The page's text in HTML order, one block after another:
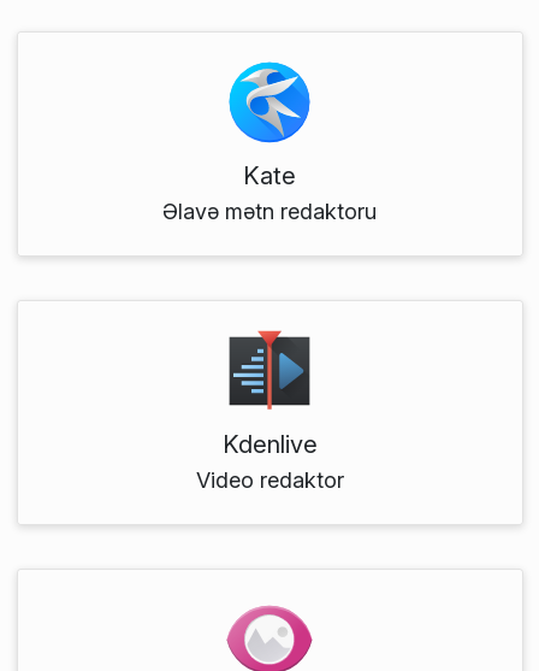
Kate
Əlavə mətn redaktoru
Kdenlive
Video redaktor